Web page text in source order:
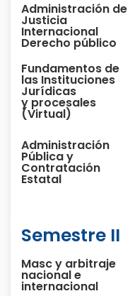
Administración de
Justicia
Internacional
Derecho público
Fundamentos de
las Instituciones
Jurídicas
y procesales
(Virtual)
Administración
Pública y
Contratación
Estatal
Semestre II
Masc y arbitraje
nacional e
internacional